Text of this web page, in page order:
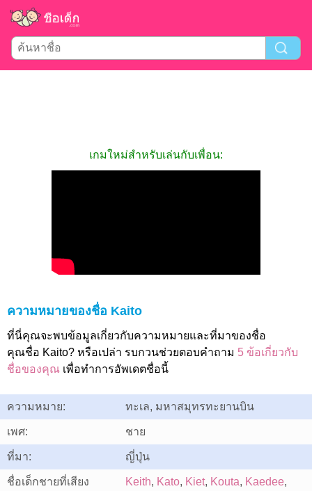
เกมใหม่สำหรับเล่นกับเพื่อน:
ความหมายของชื่อ Kaito
ที่นี่คุณจะพบข้อมูลเกี่ยวกับความหมายและที่มาของชื่อ
คุณชื่อ Kaito? หรือเปล่า รบกวนช่วยตอบคำถาม 5 ข้อเกี่ยวกับ
ชื่อของคุณ เพื่อทำการอัพเดตชื่อนี้
ความหมาย: ทะเล, มหาสมุทรทะยานบิน
เพศ: ชาย
ที่มา: ญี่ปุ่น
ชื่อเด็กชายที่เสียง
Keith, Kato, Kiet, Kouta, Kaedee,